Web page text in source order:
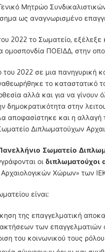
Μητρώο
ως αναγνωρισμένο
2022 το Σωματείο,
ομοσπονδία ΠΟΕΙΔΔ, στην
του 2022 σε μια πανηγυρική
το καταστατικό
αλλά και για να γίνουν
δημοκρατικότητα στην
αποφασίστηκε και η αλλαγή
Διπλωματούχων
Σωματείο
οι διπλωματούχοι
Χώρων» των
είναι:
της επαγγελματική
των επαγγελματιών
του κοινωνικού τους